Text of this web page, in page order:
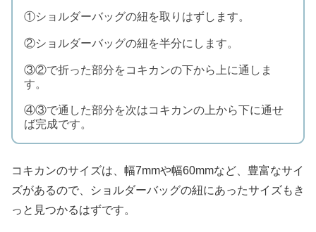
①ショルダーバッグの紐を取りはずします。
②ショルダーバッグの紐を半分にします。
③②で折った部分をコキカンの下から上に通しま
す。
④③で通した部分を次はコキカンの上から下に通せ
ば完成です。
コキカンのサイズは、幅7mmや幅60mmなど、豊富なサイ
ズがあるので、ショルダーバッグの紐にあったサイズもき
っと見つかるはずです。